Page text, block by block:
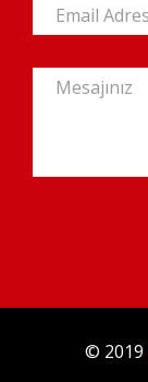
© 2019